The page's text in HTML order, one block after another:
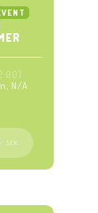
, N/A
SEK.